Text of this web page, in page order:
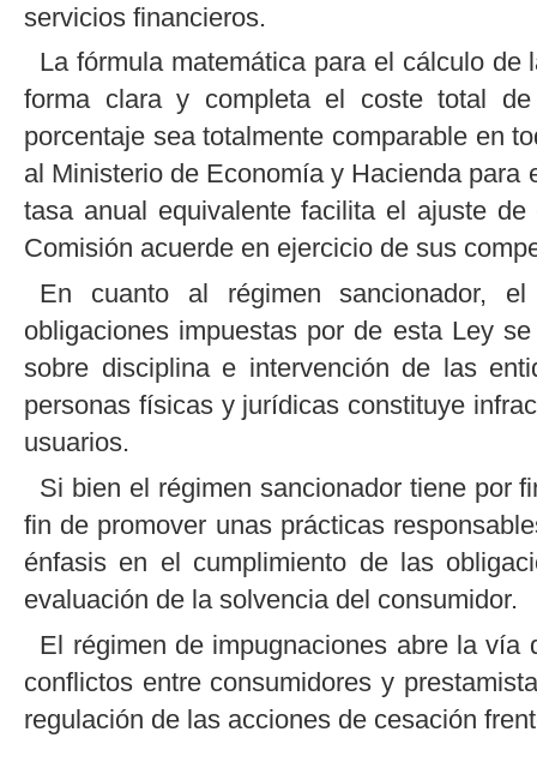
servicios financieros.
La fórmula matemática para el cálculo
forma clara y completa el coste total
porcentaje sea totalmente comparable en
al Ministerio de Economía y Hacienda
tasa anual equivalente facilita el ajuste
Comisión acuerde en ejercicio de sus
En cuanto al régimen sancionador,
obligaciones impuestas por de esta Ley
sobre disciplina e intervención de las
personas físicas y jurídicas constituye
usuarios.
Si bien el régimen sancionador tiene por
fin de promover unas prácticas
énfasis en el cumplimiento de las
evaluación de la solvencia del consumidor.
El régimen de impugnaciones abre la
conflictos entre consumidores y
regulación de las acciones de cesación